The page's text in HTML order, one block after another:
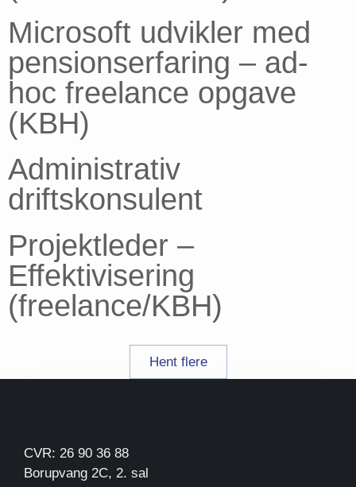
Microsoft udvikler med
pensionserfaring – ad-
hoc freelance opgave
(KBH)
Administrativ
driftskonsulent
Projektleder –
Effektivisering
(freelance/KBH)
Hent flere
CVR: 26 90 36 88
Borupvang 2C, 2. sal